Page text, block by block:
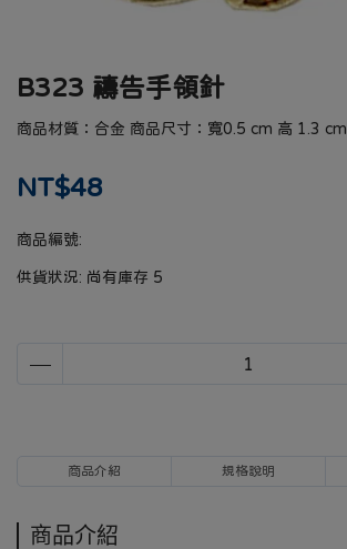
B323 禱告手領針
商品材質：合金 商品尺寸：寬0.5 cm 高 1.3 cm
NT$48
商品編號:
供貨狀況: 尚有庫存 5
商品介紹 規格說明
商品介紹